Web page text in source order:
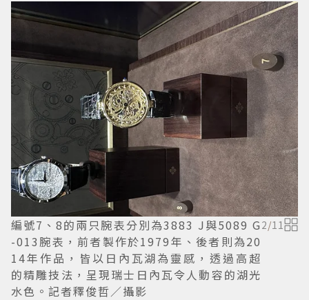
編號7、8的兩只腕表分別為3883 J與5089 G
-013腕表，前者製作於1979年、後者則為20
14年作品，皆以日內瓦湖為靈感，透過高超
的精雕技法，呈現瑞士日內瓦令人動容的湖光
水色。記者釋俊哲／攝影
2/11